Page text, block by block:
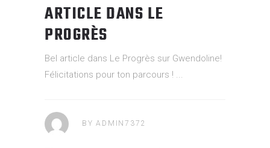
ARTICLE DANS LE
PROGRÈS
Bel article dans Le Progrès sur Gwendoline!
Félicitations pour ton parcours !
BYADMIN7372